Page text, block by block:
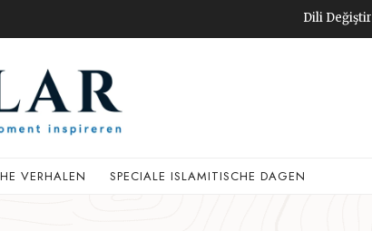
Dili Değiştir
VERHALEN SPECIALE ISLAMITISCHE DAGEN